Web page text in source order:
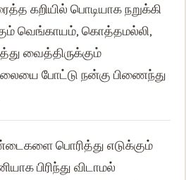
கறியில் பொடியாக நறுக்கி
வெங்காயம், கொத்தமல்லி,
வைத்திருக்கும்
போட்டு நன்கு பிணைந்து
பொரித்து எடுக்கும்
பிரிந்து விடாமல்